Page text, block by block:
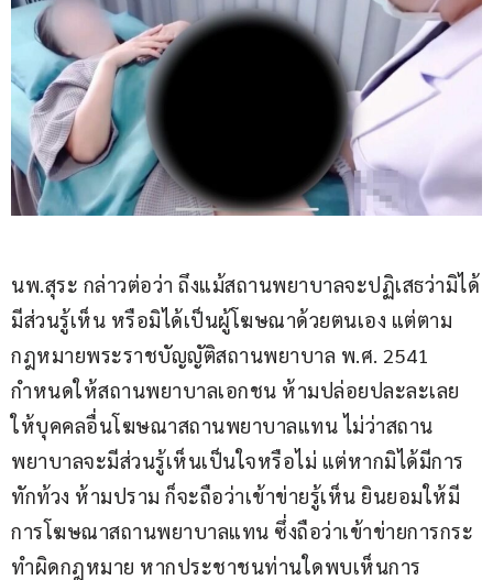
นพ.สุระ กล่าวต่อว่า ถึงแม้สถานพยาบาลจะปฏิเสธว่ามิได้
มีส่วนรู้เห็น หรือมิได้เป็นผู้โฆษณาด้วยตนเอง แต่ตาม
กฎหมายพระราชบัญญัติสถานพยาบาล พ.ศ. 2541
กำหนดให้สถานพยาบาลเอกชน ห้ามปล่อยปละละเลย
ให้บุคคลอื่นโฆษณาสถานพยาบาลแทน ไม่ว่าสถาน
พยาบาลจะมีส่วนรู้เห็นเป็นใจหรือไม่ แต่หากมิได้มีการ
ทักท้วง ห้ามปราม ก็จะถือว่าเข้าข่ายรู้เห็น ยินยอมให้มี
การโฆษณาสถานพยาบาลแทน ซึ่งถือว่าเข้าข่ายการกระ
ทำผิดกฎหมาย หากประชาชนท่านใดพบเห็นการ